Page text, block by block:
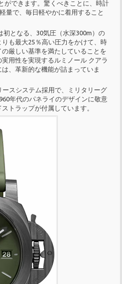
ができます。驚くべきことに、時計
量で、毎日軽やかに着用すること
となる、30気圧（水深300m）の
も最大25％高い圧力をかけて、時
厳しい基準を満たしていることを
用性を実現するルミノール クアラ
、革新的な機能が詰まっていま
スシステム採用で、ミリタリーグ
年代のパネライのデザインに敬意
トラップが付属しています。